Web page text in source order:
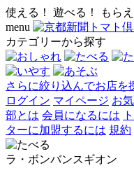
使える！ 遊べる！ もら
menu
カテゴリーから探す
さらに絞り込んでお店を
ログイン マイページ お
部とは 会員になるには
ターに加盟するには 規約
ラ・ボンバンスギオン